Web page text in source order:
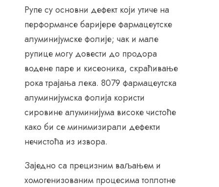
Рупе су основни дефект који утиче на
перформансе баријере фармацеутске
алуминијумске фолије; чак и мале
рупице могу довести до продора
водене паре и кисеоника, скраћивање
рока трајања лека. 8079 фармацеутска
алуминијумска фолија користи
сировине алуминијума високе чистоће
како би се минимизирали дефекти
нечистоћа из извора.
Заједно са прецизним ваљањем и
хомогенизованим процесима топлотне